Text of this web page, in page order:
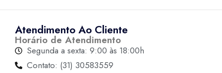
Atendimento Ao Cliente
Horário de Atendimento
Segunda a sexta: 9:00 às 18:00h
Contato: (31) 30583559